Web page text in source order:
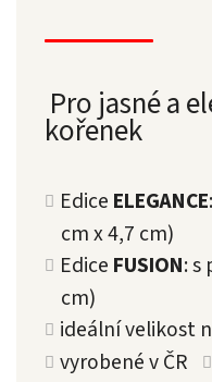
Pro jasné a
kořenek
Edice ELEGANCE
cm x 4,7 cm)
Edice FUSION: s
cm)
ideální velikost
vyrobené v ČR